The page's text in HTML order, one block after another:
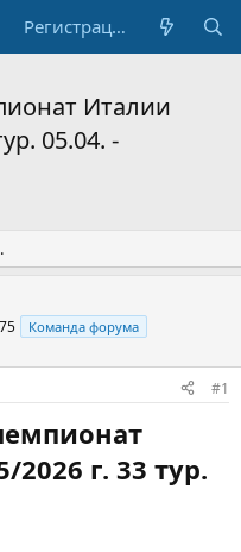
Регистрация
Италии
05.04. -
Команда форума
#1
г. 33 тур.